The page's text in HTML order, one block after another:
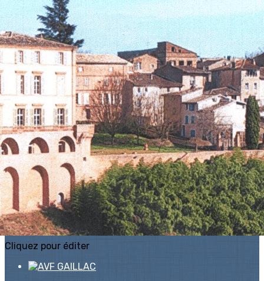
Exporter les lignes sélectionnées
Exporter toutes les colonnes
Exporter uniquement les colonnes affichées
Menu
Images de la page d'accueil
Cliquez pour éditer
Ajoutez un logo, un bouton, des réseaux sociaux
Cliquez pour éditer